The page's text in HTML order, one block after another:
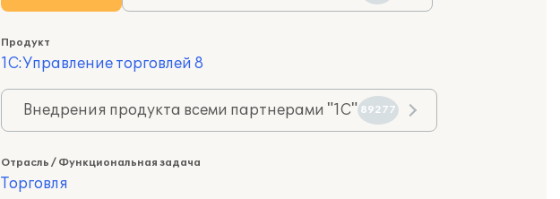
Продукт
1С:Управление торговлей 8
Внедрения продукта всеми партнерами "1С" 89277
Отрасль / Функциональная задача
Торговля